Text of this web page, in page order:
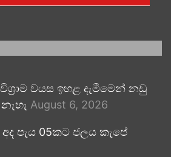
වයස ඉහළ දැමීමෙන් නඩු
August 6, 2026
පැය 05කට ජලය කැපේ